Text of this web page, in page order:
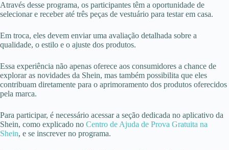
Através desse programa, os participantes têm a oportunidade de
selecionar e receber até três peças de vestuário para testar em casa.
Em troca, eles devem enviar uma avaliação detalhada sobre a
qualidade, o estilo e o ajuste dos produtos.
Essa experiência não apenas oferece aos consumidores a chance de
explorar as novidades da Shein, mas também possibilita que eles
contribuam diretamente para o aprimoramento dos produtos oferecidos
pela marca.
Para participar, é necessário acessar a seção dedicada no aplicativo da
Shein, como explicado no Centro de Ajuda de Prova Gratuita na
Shein, e se inscrever no programa.